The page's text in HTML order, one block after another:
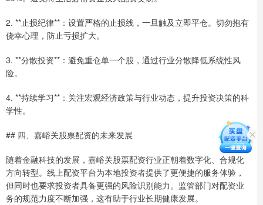
2. **止损纪律**：设置严格的止损线，一旦触及立即平仓。切勿抱有
侥幸心理，防止亏损扩大。
3. **分散投资**：避免重仓单一个股，通过行业分散降低系统性风
险。
4. **持续学习**：关注宏观经济政策与行业动态，提升投资决策的科
学性。
## 四、嘉峪关股票配资的未来发展
随着金融科技的发展，嘉峪关股票配资行业正朝着数字化、合规化
方向转型。线上配资平台为本地投资者提供了更便捷的服务体验，
但同时也要求投资者具备更强的风险识别能力。监管部门对配资业
务的规范力度不断加强，这有助于行业长期健康发展。